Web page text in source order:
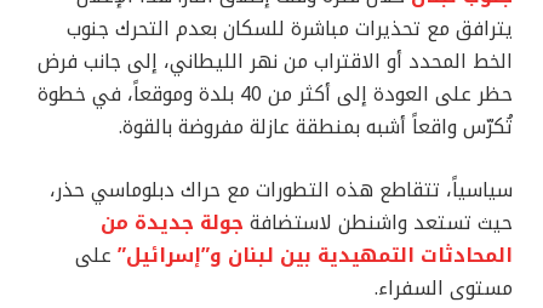
يترافق مع تحذيرات مباشرة للسكان بعدم التحرك جنوب
الخط المحدد أو الاقتراب من نهر الليطاني، إلى جانب فرض
حظر على العودة إلى أكثر من 40 بلدة وموقعاً، في خطوة
تُكرّس واقعاً أشبه بمنطقة عازلة مفروضة بالقوة.
سياسياً، تتقاطع هذه التطورات مع حراك دبلوماسي حذر،
حيث تستعد واشنطن لاستضافة جولة جديدة من
المحادثات التمهيدية بين لبنان و”إسرائيل” على
مستوى السفراء.